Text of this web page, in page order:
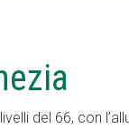
del 66, con